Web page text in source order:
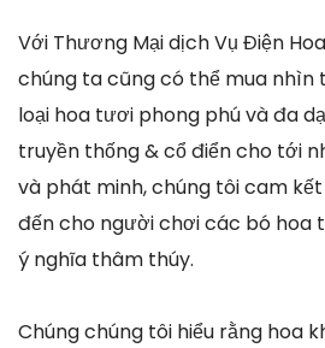
Với Thương Mại dịch Vụ Điện
chúng ta cũng có thể mua nhìn
loại hoa tươi phong phú và đa
truyền thống & cổ điển cho tới
và phát minh, chúng tôi cam
đến cho người chơi các bó hoa
ý nghĩa thâm thúy.
Chúng chúng tôi hiểu rằng hoa